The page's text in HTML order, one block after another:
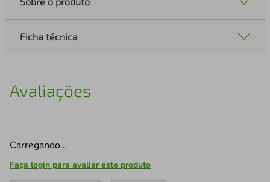
Ficha técnica
Avaliações
Carregando…
Faça login para avaliar este produto